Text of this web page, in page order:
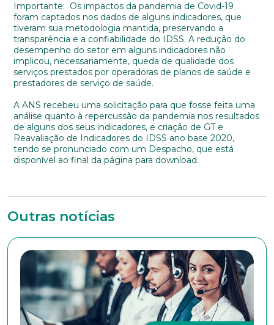
Importante: Os impactos da pandemia de Covid-19
foram captados nos dados de alguns indicadores, que
tiveram sua metodologia mantida, preservando a
transparência e a confiabilidade do IDSS. A redução do
desempenho do setor em alguns indicadores não
implicou, necessariamente, queda de qualidade dos
serviços prestados por operadoras de planos de saúde e
prestadores de serviço de saúde.
A ANS recebeu uma solicitação para que fosse feita uma
análise quanto à repercussão da pandemia nos resultados
de alguns dos seus indicadores, e criação de GT e
Reavaliação de Indicadores do IDSS ano base 2020,
tendo se pronunciado com um Despacho, que está
disponível ao final da página para download.
Outras notícias